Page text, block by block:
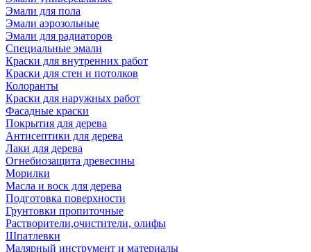
Эмали для пола
Эмали аэрозольные
Эмали для радиаторов
Специальные эмали
Краски для внутренних работ
Краски для стен и потолков
Колоранты
Краски для наружных работ
Фасадные краски
Покрытия для дерева
Антисептики для дерева
Лаки для дерева
Огнебиозащита древесины
Морилки
Масла и воск для дерева
Подготовка поверхности
Грунтовки пропиточные
Растворители,очистители, олифы
Шпатлевки
Малярный инструмент и материалы